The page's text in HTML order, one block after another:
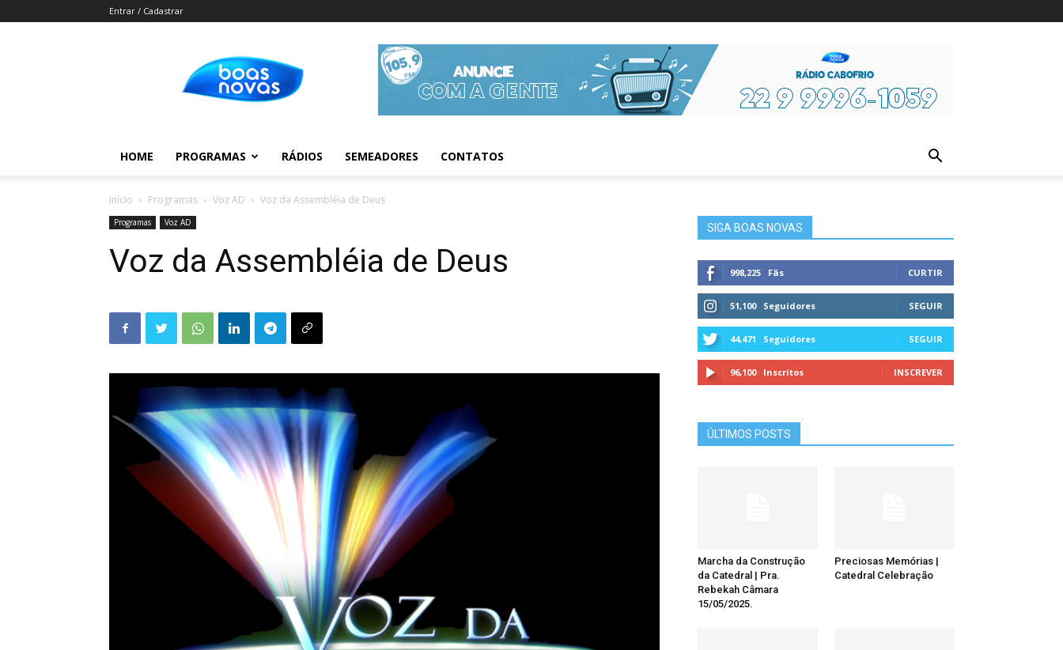
Entrar / Cadastrar
Novas
Informações da Figura
HOME PROGRAMAS RÁDIOS SEMEADORES CONTATOS
Início Programas Voz AD Voz da Assembléia de Deus
Programas Voz AD
Voz da Assembléia de Deus
SIGA BOAS NOVAS
998,225 Fãs CURTIR
51,100 Seguidores SEGUIR
44,471 Seguidores SEGUIR
96,100 Inscritos INSCREVER
ÚLTIMOS POSTS
Marcha da Construção
da Catedral | Pra.
Rebekah Câmara
15/05/2025.
Preciosas Memórias |
Catedral Celebração